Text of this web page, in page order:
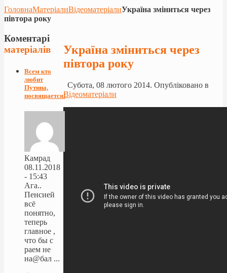
ГоловнаМатеріалиВідеоматеріалиУкраїна зміниться через
півтора року
Україна зміниться через
півтора року
Субота, 08 лютого 2014. Опубліковано в
Відеоматеріали
Коментарі
матеріалів
Всем кто
любит
Путина,
посвящается!
Камрад
08.11.2018
- 15:43
Ага..
Пенсией
всё
понятно,
теперь
главное ,
что бы с
раем не
на@бал ...